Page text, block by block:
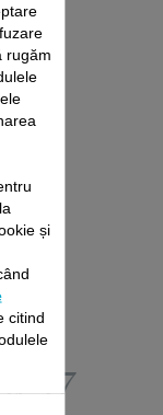
47
rugăm
și
citind